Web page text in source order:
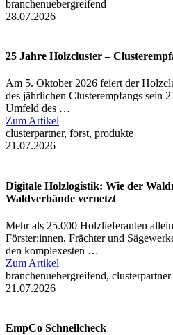
branchenuebergreifend
28.07.2026
25 Jahre Holzcluster –
Am 5. Oktober 2026 feiert der
des jährlichen Clusterempfangs sein
Umfeld des …
Zum Artikel
clusterpartner, forst, produkte
21.07.2026
Digitale Holzlogistik: Wie der
Waldverbände vernetzt
Mehr als 25.000 Holzlieferanten
Förster:innen, Frächter und
den komplexesten …
Zum Artikel
branchenuebergreifend, clusterpartner
21.07.2026
EmpCo Schnellcheck